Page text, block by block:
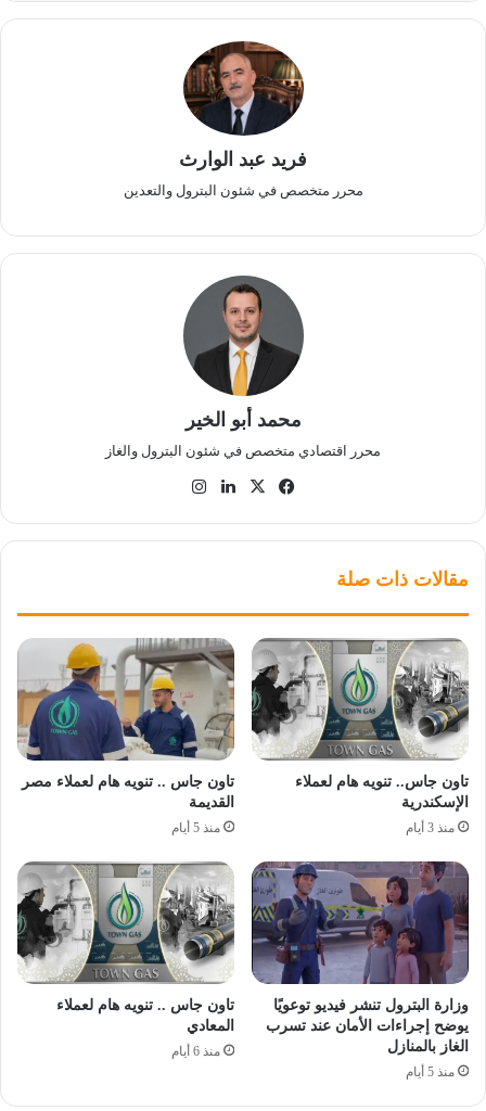
فريد عبد الوارث
محرر متخصص في شئون البترول والتعدين
محمد أبو الخير
محرر اقتصادي متخصص في شئون البترول والغاز
فيسبوك
‫X لينكدإن
مقالات ذات صلة
تاون جاس.. تنويه هام لعملاء
الإسكندرية
منذ 3 أيام
تاون جاس .. تنويه هام لعملاء مصر
القديمة
منذ 5 أيام
وزارة البترول تنشر فيديو توعويًا
يوضح إجراءات الأمان عند تسرب
الغاز بالمنازل
منذ 5 أيام
تاون جاس .. تنويه هام لعملاء
المعادي
منذ 6 أيام